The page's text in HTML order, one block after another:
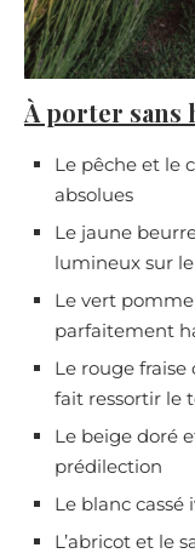
À porter sans
Le pêche et le
absolues
Le jaune
lumineux sur
Le vert
parfaitement
Le rouge
fait ressortir le
Le beige doré
prédilection
Le blanc cassé
L’abricot et le